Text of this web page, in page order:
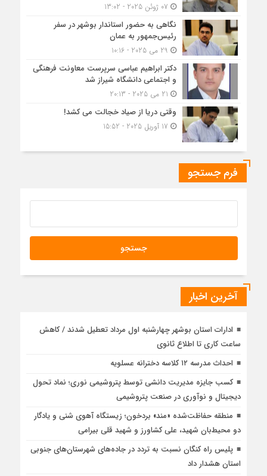
نگاهی به حضور استاندار بوشهر در سفر
رئیس‌جمهور به عمان
دکتر ابراهیم عباسی سرپرست معاونت فرهنگی
و اجتماعی دانشگاه شیراز شد
وقتی دریا از صیاد خجالت می کشد!
فرم جستجو
آخرین اخبار
ادارات استان بوشهر چهارشنبه اول مرداد تعطیل شدند / کاهش
ساعت کاری تا اطلاع ثانوی
احداث مدرسه ۱۲ کلاسه دخترانه عسلویه
کسب جایزه مدیریت دانشی توسط پتروشیمی نوری؛ نماد تحول
دیجیتال و نوآوری در صنعت پتروشیمی
منطقه حفاظت‌شده «مند» بردخون؛ زیستگاه آهوی شنی و یادگار
دو محیط‌بان شهید، علی کشاورز و شهید قلی بیرامی
پلیس راه کنگان نسبت به تردد در جاده‌های شهرستان‌های جنوبی
استان هشدار داد